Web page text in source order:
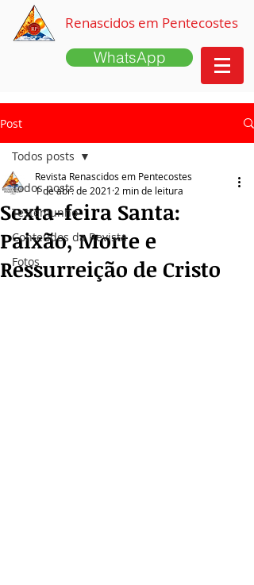
Renascidos em Pentecostes
WhatsApp
Post
Todos posts
Testemunho
Conteúdos da Revista
Fotos
Todos posts
Sexta-feira Santa:
Paixão, Morte e
Ressurreição de Cristo
Revista Renascidos em Pentecostes
1 de abr. de 2021 2 min de leitura